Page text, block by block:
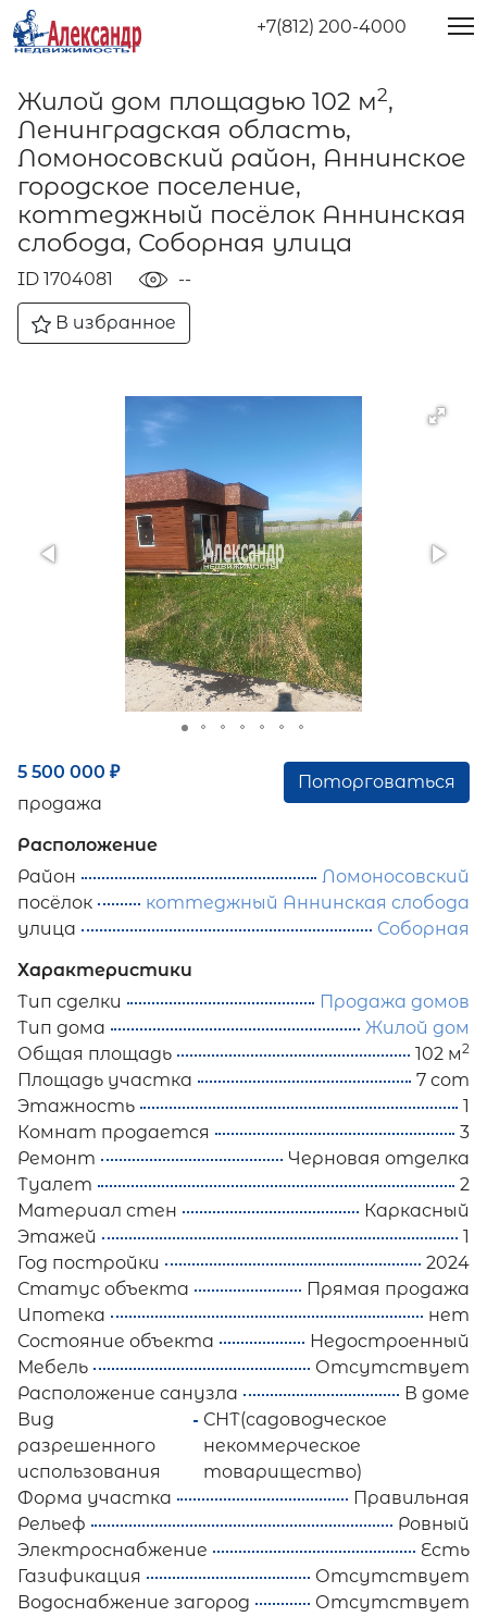
+7(812) 200-4000
Жилой дом площадью 102 м2,
Ленинградская область,
Ломоносовский район, Аннинское
городское поселение,
коттеджный посёлок Аннинская
слобода, Соборная улица
ID 1704081 --
В избранное
5 500 000 ₽
продажа
Поторговаться
Расположение
Район
Ломоносовский
посёлок
коттеджный Аннинская слобода
улица
Соборная
Характеристики
Тип сделки
Продажа домов
Тип дома
Жилой дом
Общая площадь
102 м2
Площадь участка
7 сот
Этажность
1
Комнат продается
3
Ремонт
Черновая отделка
Туалет
2
Материал стен
Каркасный
Этажей
1
Год постройки
2024
Статус объекта
Прямая продажа
Ипотека
нет
Состояние объекта
Недостроенный
Мебель
Отсутствует
Расположение санузла
В доме
Вид
разрешенного
использования
СНТ(садоводческое
некоммерческое
товарищество)
Форма участка
Правильная
Рельеф
Ровный
Электроснабжение
Есть
Газификация
Отсутствует
Водоснабжение загород
Отсутствует